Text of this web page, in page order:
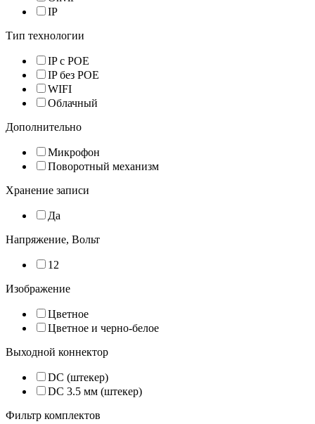
IP
Тип технологии
IP с POE
IP без POE
WIFI
Облачный
Дополнительно
Микрофон
Поворотный механизм
Хранение записи
Да
Напряжение, Вольт
12
Изображение
Цветное
Цветное и черно-белое
Выходной коннектор
DC (штекер)
DC 3.5 мм (штекер)
Фильтр комплектов